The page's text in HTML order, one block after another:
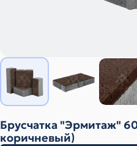
Брусчатка "Эрмитаж"
коричневый)